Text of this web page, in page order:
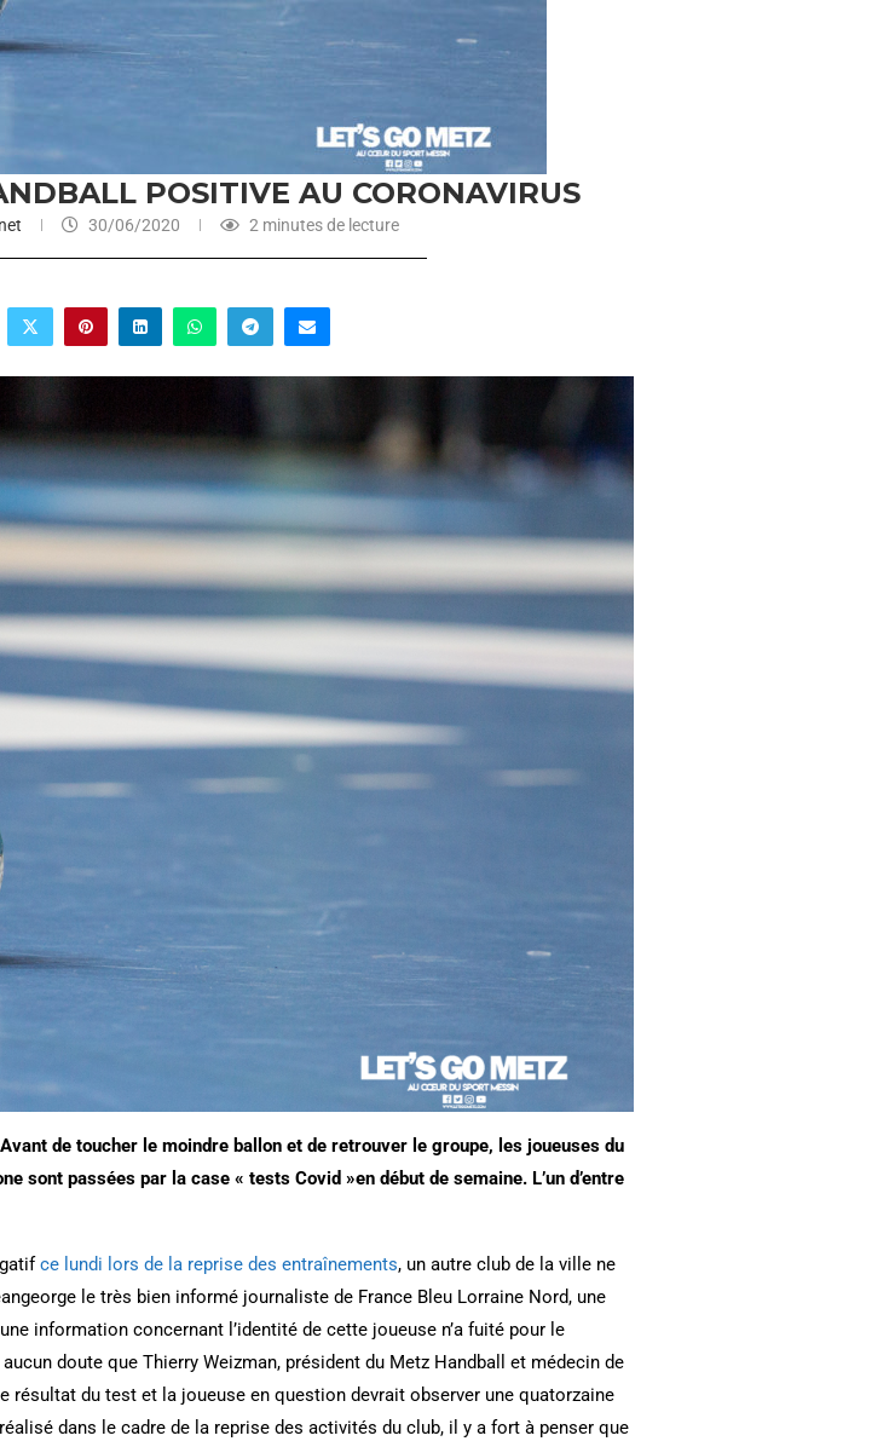
POSITIVE AU CORONAVIRUS
30/06/2020 2 minutes de lecture
de toucher le moindre ballon et de retrouver le groupe, les joueuses du
sont passées par la case « tests Covid »en début de semaine. L’un d’entre
ce lundi lors de la reprise des entraînements, un autre club de la ville ne
le très bien informé journaliste de France Bleu Lorraine Nord, une
information concernant l’identité de cette joueuse n’a fuité pour le
doute que Thierry Weizman, président du Metz Handball et médecin de
du test et la joueuse en question devrait observer une quatorzaine
dans le cadre de la reprise des activités du club, il y a fort à penser que